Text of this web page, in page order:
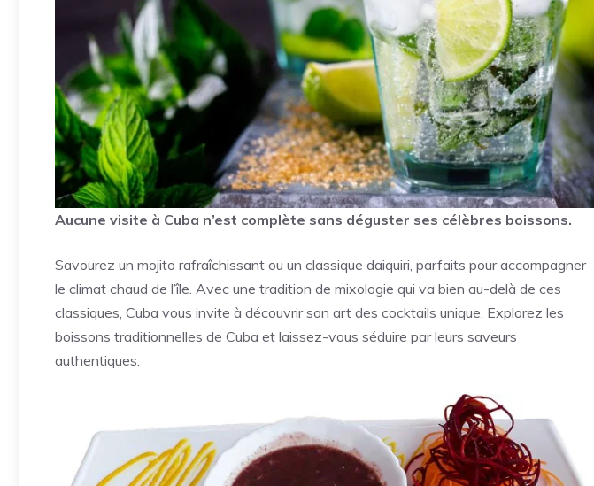
Aucune visite à Cuba n’est complète sans déguster ses célèbres boissons.
Savourez un mojito rafraîchissant ou un classique daiquiri, parfaits pour accompagner
le climat chaud de l’île. Avec une tradition de mixologie qui va bien au-delà de ces
classiques, Cuba vous invite à découvrir son art des cocktails unique. Explorez les
boissons traditionnelles de Cuba et laissez-vous séduire par leurs saveurs
authentiques.